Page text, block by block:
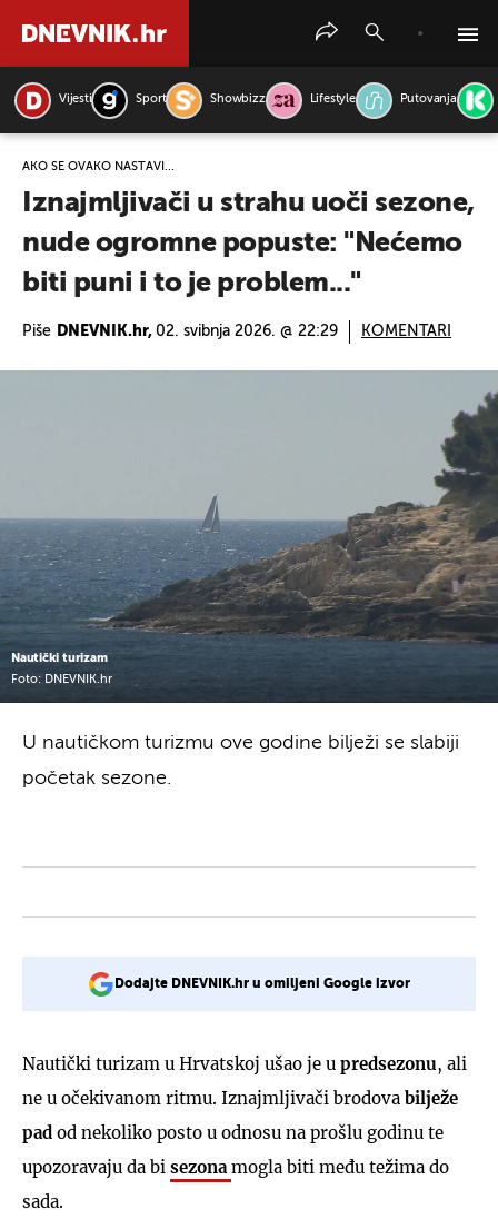
Vijesti Sport Showbizz Lifestyle Putovanja
AKO SE OVAKO NASTAVI...
Iznajmljivači u strahu uoči sezone,
nude ogromne popuste: "Nećemo
biti puni i to je problem..."
Piše DNEVNIK.hr, 02. svibnja 2026. @ 22:29 KOMENTARI
Nautički turizam
Foto: DNEVNIK.hr
U nautičkom turizmu ove godine bilježi se slabiji
početak sezone.
Dodajte DNEVNIK.hr u omiljeni Google izvor
Nautički turizam u Hrvatskoj ušao je u predsezonu, ali
ne u očekivanom ritmu. Iznajmljivači brodova bilježe
pad od nekoliko posto u odnosu na prošlu godinu te
upozoravaju da bi sezona mogla biti među težima do
sada.
PRETRAŽITE VIJESTI